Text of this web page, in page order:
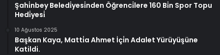
Şahi̇nbey Beledi̇yesi̇nden Öğrenci̇lere 160 Bi̇n Spor Topu
Hedi̇yesi̇
10 Ağustos 2025
Başkan Kaya, Matti̇a Ahmet İçi̇n Adalet Yürüyüşüne
Katildi.